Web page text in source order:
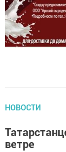
НОВОСТИ
ветре